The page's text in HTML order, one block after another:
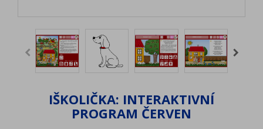
IŠKOLIČKA: INTERAKTIVNÍ
PROGRAM ČERVEN